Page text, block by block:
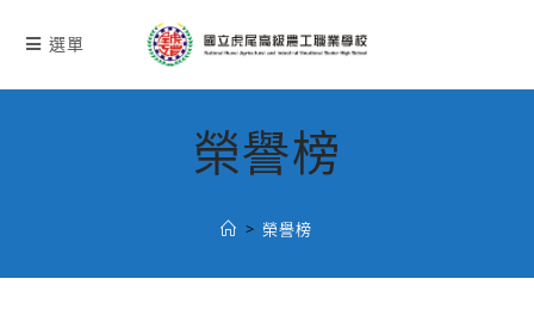
選單
榮譽榜
> 榮譽榜